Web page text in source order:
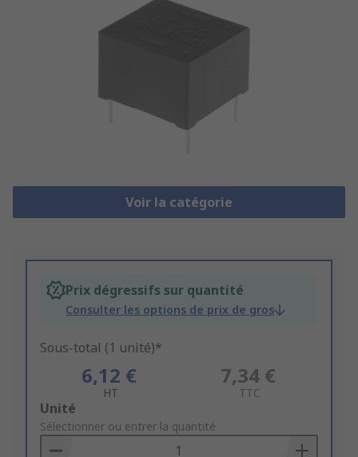
Voir la catégorie
Prix dégressifs sur quantité
Consulter les options de prix de gros
Sous-total (1 unité)*
6,12 €
HT
7,34 €
TTC
Add
to
Basket
Unité
Sélectionner ou entrer la quantité